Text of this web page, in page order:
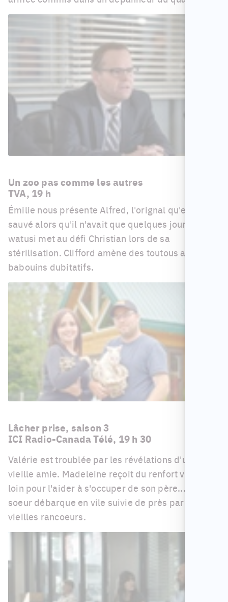
Un zoo pas comme les autres
TVA, 19 h
Émilie nous présente Alfred, l'orignal qu'elle a
sauvé alors qu'il n'avait que quelques jours. Un
watusi met au défi Christian lors de sa
stérilisation. Clifford amène des toutous aux
babouins dubitatifs.
Lâcher prise, saison 3
ICI Radio-Canada Télé, 19 h 30
Valérie est troublée par les révélations d'une
vieille amie. Madeleine reçoit du renfort venu de
loin pour l'aider à s'occuper de son père... sa
soeur débarque en vile suivie de près par de
vieilles rancoeurs.